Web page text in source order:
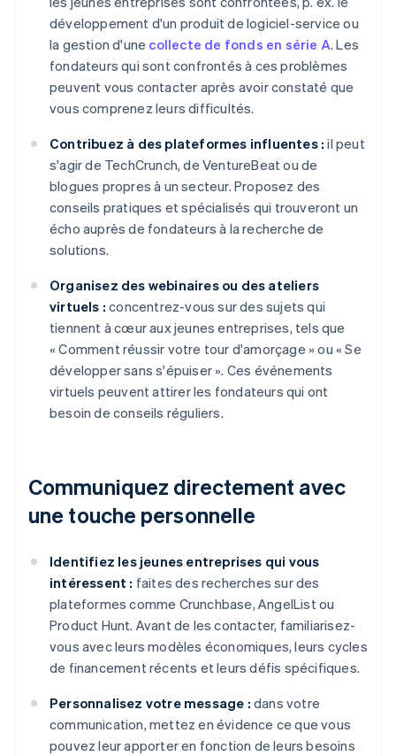
développement d'un produit de logiciel-service ou
la gestion d'une collecte de fonds en série A. Les
fondateurs qui sont confrontés à ces problèmes
peuvent vous contacter après avoir constaté que
vous comprenez leurs difficultés.
Contribuez à des plateformes influentes : il peut
s'agir de TechCrunch, de VentureBeat ou de
blogues propres à un secteur. Proposez des
conseils pratiques et spécialisés qui trouveront un
écho auprès de fondateurs à la recherche de
solutions.
Organisez des webinaires ou des ateliers
virtuels : concentrez-vous sur des sujets qui
tiennent à cœur aux jeunes entreprises, tels que
« Comment réussir votre tour d'amorçage » ou « Se
développer sans s'épuiser ». Ces événements
virtuels peuvent attirer les fondateurs qui ont
besoin de conseils réguliers.
Communiquez directement avec
une touche personnelle
Identifiez les jeunes entreprises qui vous
intéressent : faites des recherches sur des
plateformes comme Crunchbase, AngelList ou
Product Hunt. Avant de les contacter, familiarisez-
vous avec leurs modèles économiques, leurs cycles
de financement récents et leurs défis spécifiques.
Personnalisez votre message : dans votre
communication, mettez en évidence ce que vous
pouvez leur apporter en fonction de leurs besoins